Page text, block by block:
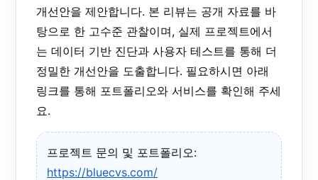
개선안을 제안합니다. 본 리뷰는 공개 자료를 바
탕으로 한 고수준 관찰이며, 실제 프로젝트에서
는 데이터 기반 진단과 사용자 테스트를 통해 더
정밀한 개선안을 도출합니다. 필요하시면 아래
링크를 통해 포트폴리오와 서비스를 확인해 주세
요.
프로젝트 문의 및 포트폴리오:
https://bluecvs.com/